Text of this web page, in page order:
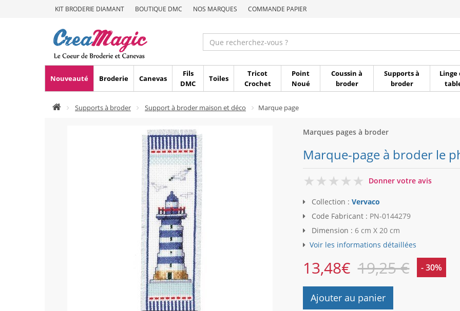
KIT BRODERIE DIAMANT BOUTIQUE DMC NOS MARQUES COMMANDE PAPIER
Nouveauté Broderie Canevas
Fils
DMC
Toiles
Tricot
Crochet
Point
Noué
Coussin à
broder
Supports à
broder
Linge
Supports à broder Support à broder maison et déco Marque page
Marques pages à broder
Marque-page à broder le
0
Donner votre avis
Collection : Vervaco
Code Fabricant : PN-0144279
Dimension : 6 cm X 20 cm
Voir les informations détaillées
13,48€ 19,25 € - 30%
Ajouter au panier